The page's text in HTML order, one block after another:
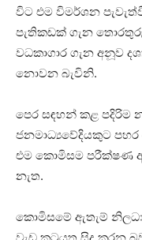
විට එම විමර්ශන
පැතිකඩක් ගැන
වධකාගාර ගැන අනූව
නොවන බැවිනි.
පෙර සඳහන් කළ පදිරිම
ජනමාධ්‍යවේදියකුට
එම කොමිසම පරීක්ෂණ
නැත.
කොමිසමේ ඇතැම්